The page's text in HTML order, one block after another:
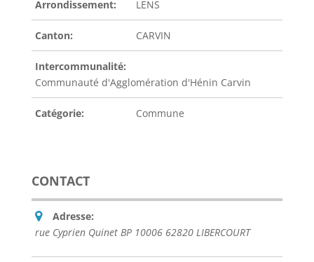
Arrondissement: LENS
Canton: CARVIN
Intercommunalité:
Communauté d'Agglomération d'Hénin Carvin
Catégorie: Commune
CONTACT
Adresse:
rue Cyprien Quinet BP 10006 62820 LIBERCOURT